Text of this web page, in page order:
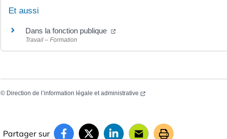
Et aussi
Dans la fonction publique
Travail – Formation
© Direction de l’information légale et administrative
Partager sur